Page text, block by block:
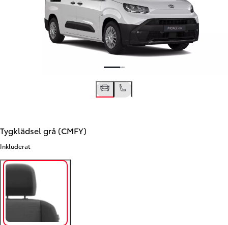
FöregåendeNästa
Tygklädsel grå (CMFY)
Inkluderat